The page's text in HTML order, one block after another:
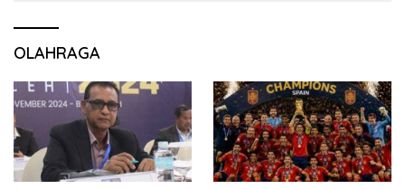
OLAHRAGA